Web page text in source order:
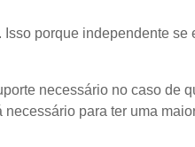
porque independente se
necessário no caso de
para ter uma